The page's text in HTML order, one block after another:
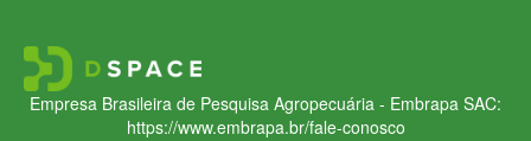
Empresa Brasileira de Pesquisa Agropecuária - Embrapa SAC:
https://www.embrapa.br/fale-conosco